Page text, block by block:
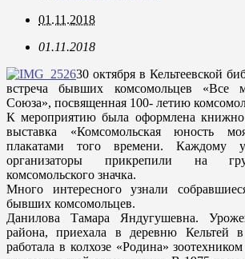
01.11.2018
01.11.2018
30 октября в Кельтеевской
встреча бывших комсомольцев «Все
Союза», посвященная 100- летию
К мероприятию была оформлена книжно
выставка «Комсомольская юность
плакатами того времени. Каждому
организаторы прикрепили на
комсомольского значка.
Много интересного узнали
бывших комсомольцев.
Данилова Тамара Яндугушевна.
района, приехала в деревню Кельтей
работала в колхозе «Родина»